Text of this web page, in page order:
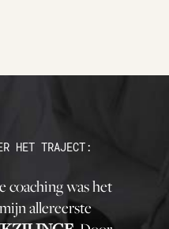
HET TRAJECT:
coaching was het
allereerste